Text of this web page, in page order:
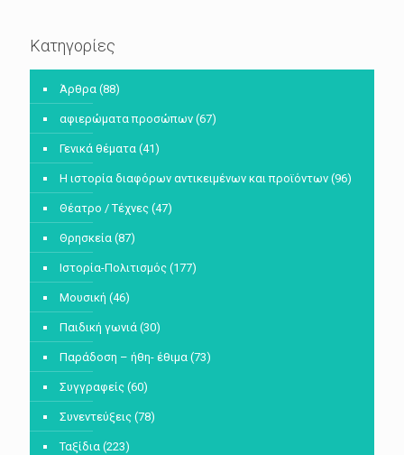
Κατηγορίες
Άρθρα (88)
αφιερώματα προσώπων (67)
Γενικά θέματα (41)
Η ιστορία διαφόρων αντικειμένων και προϊόντων (96)
Θέατρο / Τέχνες (47)
Θρησκεία (87)
Ιστορία-Πολιτισμός (177)
Μουσική (46)
Παιδική γωνιά (30)
Παράδοση – ήθη- έθιμα (73)
Συγγραφείς (60)
Συνεντεύξεις (78)
Ταξίδια (223)